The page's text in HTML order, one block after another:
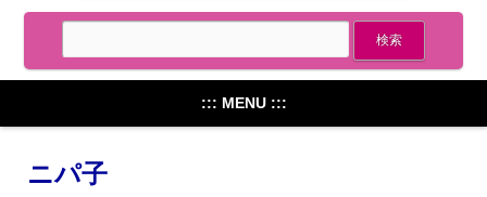
::: MENU :::
ニパ子